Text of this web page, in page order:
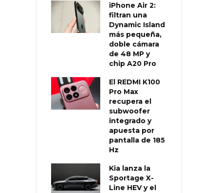
iPhone Air 2:
filtran una
Dynamic Island
más pequeña,
doble cámara
de 48 MP y
chip A20 Pro
El REDMI K100
Pro Max
recupera el
subwoofer
integrado y
apuesta por
pantalla de 185
Hz
Kia lanza la
Sportage X-
Line HEV y el